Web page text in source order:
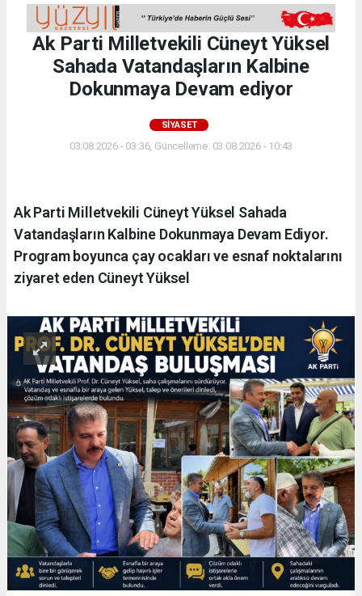
Ak Parti Milletvekili Cüneyt Yüksel
Sahada Vatandaşların Kalbine
Dokunmaya Devam ediyor
SIYASET
03.08.2026 - 03:36, Güncelleme: 03.08.2026 - 10:43
Ak Parti Milletvekili Cüneyt Yüksel Sahada
Vatandaşların Kalbine Dokunmaya Devam Ediyor.
Program boyunca çay ocakları ve esnaf noktalarını
ziyaret eden Cüneyt Yüksel